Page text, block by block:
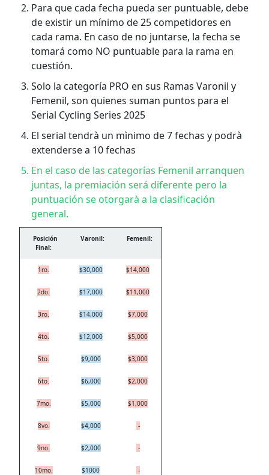
Para que cada fecha pueda ser puntuable, debe
de existir un mínimo de 25 competidores en
cada rama. En caso de no juntarse, la fecha se
tomará como NO puntuable para la rama en
cuestión.
Solo la categoría PRO en sus Ramas Varonil y
Femenil, son quienes suman puntos para el
Serial Cycling Series 2025
El serial tendrà un mìnimo de 7 fechas y podrà
extenderse a 10 fechas
En el caso de las categorías Femenil arranquen
juntas, la premiación será diferente pero la
puntuación se otorgarà a la clasificación
general.
Posición
Final:
Varonil: Femenil:
1ro. $30,000 $14,000
2do. $17,000 $11,000
3ro. $14,000 $7,000
4to. $12,000 $5,000
5to. $9,000 $3,000
6to. $6,000 $2,000
7mo. $5,000 $1,000
8vo. $4,000 -
9no. $2,000 -
10mo. $1000 -